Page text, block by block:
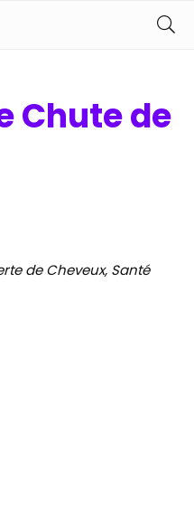
Chute de
de Cheveux, Santé